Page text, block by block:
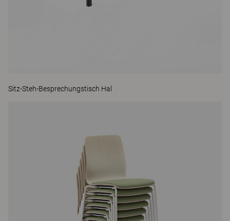
Sitz-Steh-Besprechungstisch Hal